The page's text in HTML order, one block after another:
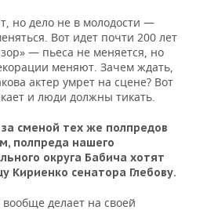
но дело не в молодости —
Вот идет почти 200 лет
— пьеса не меняется, но
меняют. Зачем ждать,
актер умрет на сцене? Вот
и люди должны тикать.
сменой тех же полпредов
полпреда нашего
округа Бабича хотят
Кириенко сенатора Глебову.
делает на своей